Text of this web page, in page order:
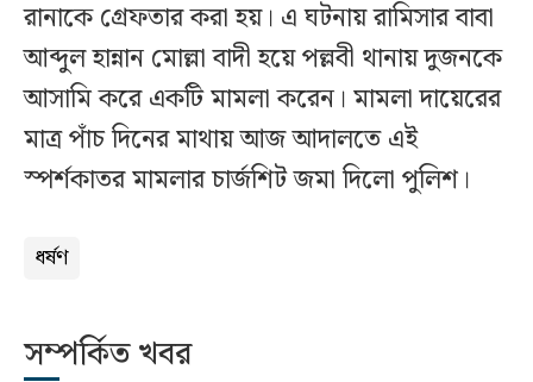
রানাকে গ্রেফতার করা হয়। এ ঘটনায় রামিসার বাবা
আব্দুল হান্নান মোল্লা বাদী হয়ে পল্লবী থানায় দুজনকে
আসামি করে একটি মামলা করেন। মামলা দায়েরের
মাত্র পাঁচ দিনের মাথায় আজ আদালতে এই
স্পর্শকাতর মামলার চার্জশিট জমা দিলো পুলিশ।
ধর্ষণ
সম্পর্কিত খবর